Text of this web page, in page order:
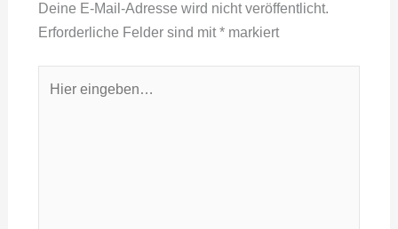
Deine E-Mail-Adresse wird nicht veröffentlicht.
Erforderliche Felder sind mit*markiert
eingeben…